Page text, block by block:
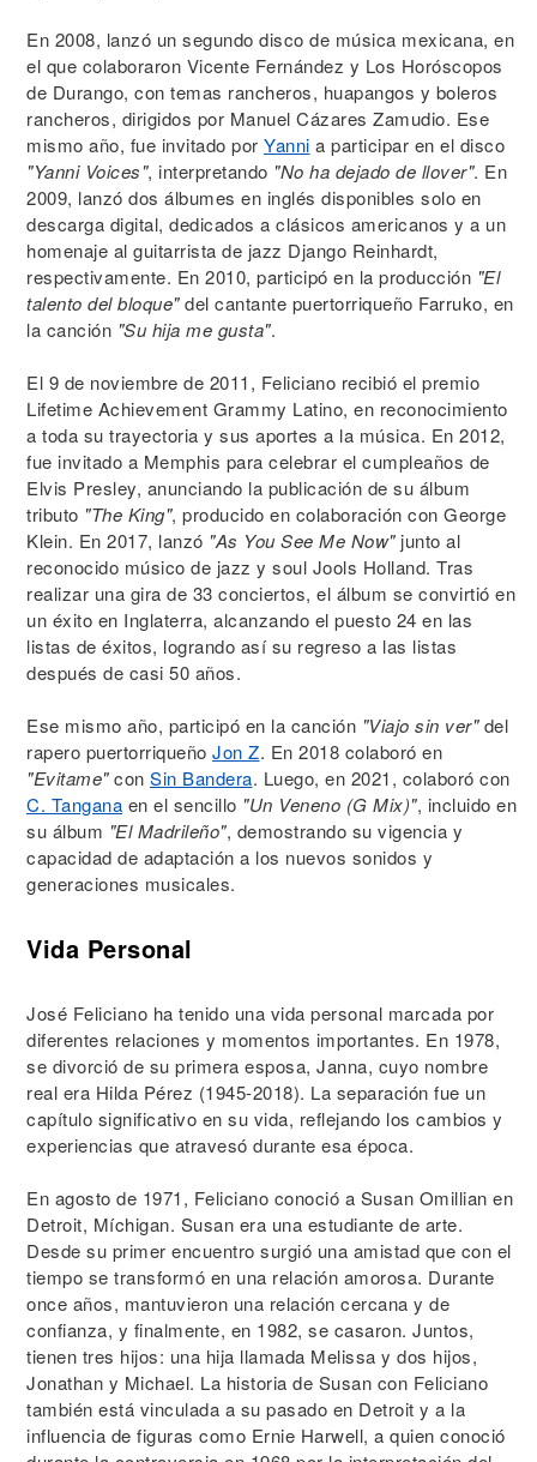
En 2008, lanzó un segundo disco de música mexicana, en
el que colaboraron Vicente Fernández y Los Horóscopos
de Durango, con temas rancheros, huapangos y boleros
rancheros, dirigidos por Manuel Cázares Zamudio. Ese
mismo año, fue invitado por Yanni a participar en el disco
"Yanni Voices", interpretando "No ha dejado de llover". En
2009, lanzó dos álbumes en inglés disponibles solo en
descarga digital, dedicados a clásicos americanos y a un
homenaje al guitarrista de jazz Django Reinhardt,
respectivamente. En 2010, participó en la producción "El
talento del bloque"del cantante puertorriqueño Farruko, en
la canción "Su hija me gusta".
El 9 de noviembre de 2011, Feliciano recibió el premio
Lifetime Achievement Grammy Latino, en reconocimiento
a toda su trayectoria y sus aportes a la música. En 2012,
fue invitado a Memphis para celebrar el cumpleaños de
Elvis Presley, anunciando la publicación de su álbum
tributo "The King", producido en colaboración con George
Klein. En 2017, lanzó "As You See Me Now"junto al
reconocido músico de jazz y soul Jools Holland. Tras
realizar una gira de 33 conciertos, el álbum se convirtió en
un éxito en Inglaterra, alcanzando el puesto 24 en las
listas de éxitos, logrando así su regreso a las listas
después de casi 50 años.
Ese mismo año, participó en la canción "Viajo sin ver"del
rapero puertorriqueño Jon Z. En 2018 colaboró en
"Evitame"con Sin Bandera. Luego, en 2021, colaboró con
C. Tangana en el sencillo "Un Veneno (G Mix)", incluido en
su álbum "El Madrileño", demostrando su vigencia y
capacidad de adaptación a los nuevos sonidos y
generaciones musicales.
Vida Personal
José Feliciano ha tenido una vida personal marcada por
diferentes relaciones y momentos importantes. En 1978,
se divorció de su primera esposa, Janna, cuyo nombre
real era Hilda Pérez (1945-2018). La separación fue un
capítulo significativo en su vida, reflejando los cambios y
experiencias que atravesó durante esa época.
En agosto de 1971, Feliciano conoció a Susan Omillian en
Detroit, Míchigan. Susan era una estudiante de arte.
Desde su primer encuentro surgió una amistad que con el
tiempo se transformó en una relación amorosa. Durante
once años, mantuvieron una relación cercana y de
confianza, y finalmente, en 1982, se casaron. Juntos,
tienen tres hijos: una hija llamada Melissa y dos hijos,
Jonathan y Michael. La historia de Susan con Feliciano
también está vinculada a su pasado en Detroit y a la
influencia de figuras como Ernie Harwell, a quien conoció